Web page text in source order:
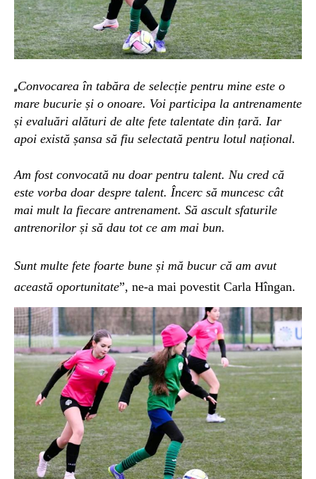
„Convocarea în tabăra de selecție pentru mine este o
mare bucurie și o onoare. Voi participa la antrenamente
și evaluări alături de alte fete talentate din țară. Iar
apoi există șansa să fiu selectată pentru lotul național.
Am fost convocată nu doar pentru talent. Nu cred că
este vorba doar despre talent. Încerc să muncesc cât
mai mult la fiecare antrenament. Să ascult sfaturile
antrenorilor și să dau tot ce am mai bun.
Sunt multe fete foarte bune și mă bucur că am avut
această oportunitate”, ne-a mai povestit Carla Hîngan.